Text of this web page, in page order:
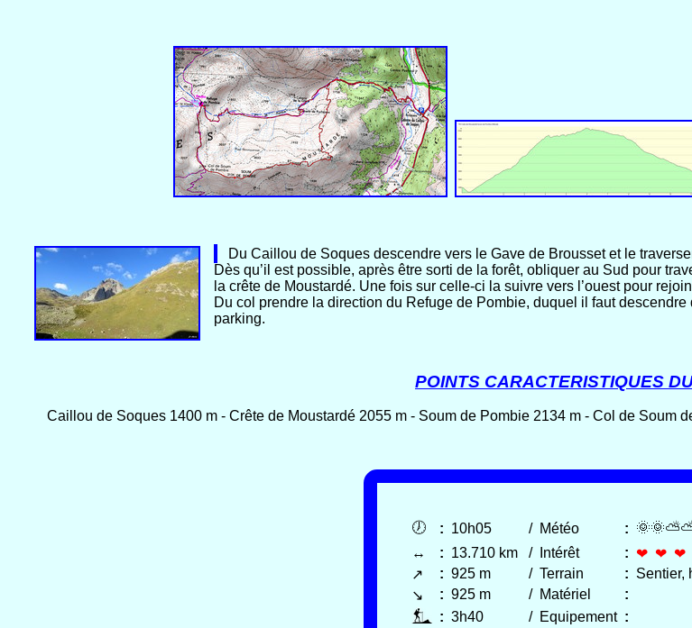
Du Caillou de Soques descendre vers le Gave de Brousset et le
Dès qu’il est possible, après être sorti de la forêt, obliquer au Sud pour
la crête de Moustardé. Une fois sur celle-ci la suivre vers l’ouest pour
Du col prendre la direction du Refuge de Pombie, duquel il faut
parking.
POINTS CARACTERISTIQUES
Caillou de Soques 1400 m - Crête de Moustardé 2055 m - Soum de Pombie 2134 m - Col de Soum
🕖 : 10h05 / Météo :
↔
: 13.710 km / Intérêt : ❤ ❤ ❤
↗
: 925 m / Terrain : Sentier,
↘
: 925 m / Matériel
:
: 3h40 / Equipement :